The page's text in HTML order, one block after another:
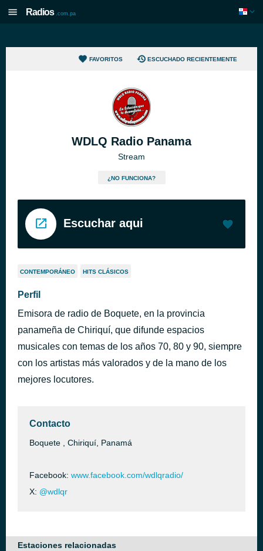
Radios .com.pa
FAVORITOS ESCUCHADO RECIENTEMENTE
WDLQ Radio Panama
Stream
¿NO FUNCIONA?
Escuchar aqui
CONTEMPORÁNEO HITS CLÁSICOS
Perfil
Emisora de radio de Boquete, en la provincia
panameña de Chiriquí, que difunde espacios
musicales con temas de los años 70, 80 y 90, siempre
con los artistas más valorados y de la mano de los
mejores locutores.
Contacto
Boquete , Chiriquí, Panamá
Facebook: www.facebook.com/wdlqradio/
X: @wdlqr
Estaciones relacionadas